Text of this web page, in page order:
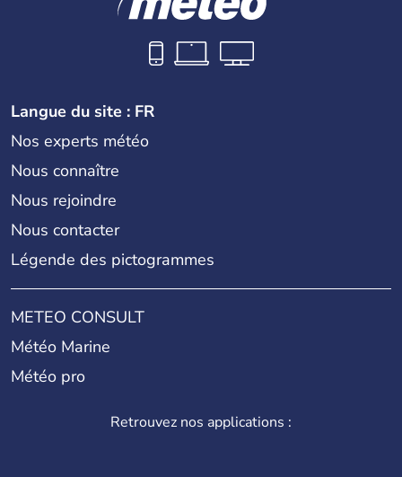
Langue du site : FR
Nos experts météo
Nous connaître
Nous rejoindre
Nous contacter
Légende des pictogrammes
METEO CONSULT
Météo Marine
Météo pro
Retrouvez nos applications :